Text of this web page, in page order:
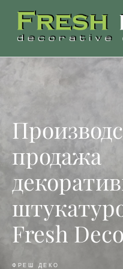
продажа
Fresh Deco
ФРЕШ ДЕКО